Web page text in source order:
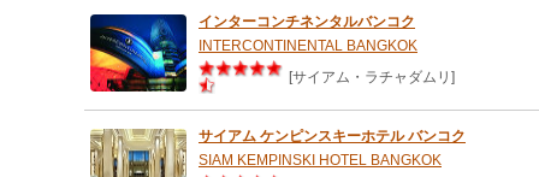
インターコンチネンタルバンコク
INTERCONTINENTAL BANGKOK
[サイアム・ラチャダムリ]
サイアム ケンピンスキーホテル バンコク
SIAM KEMPINSKI HOTEL BANGKOK